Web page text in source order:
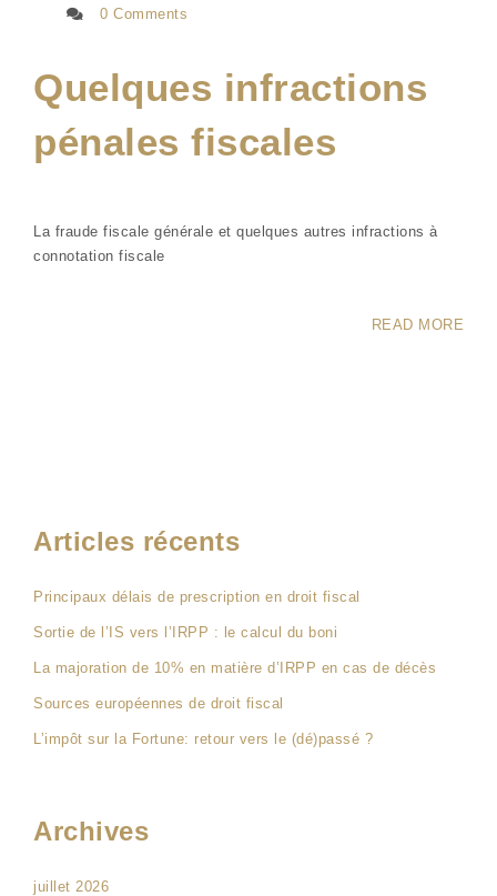
0 Comments
Quelques infractions
pénales fiscales
La fraude fiscale générale et quelques autres infractions à
connotation fiscale
READ MORE
Articles récents
Principaux délais de prescription en droit fiscal
Sortie de l’IS vers l’IRPP : le calcul du boni
La majoration de 10% en matière d’IRPP en cas de décès
Sources européennes de droit fiscal
L’impôt sur la Fortune: retour vers le (dé)passé ?
Archives
juillet 2026